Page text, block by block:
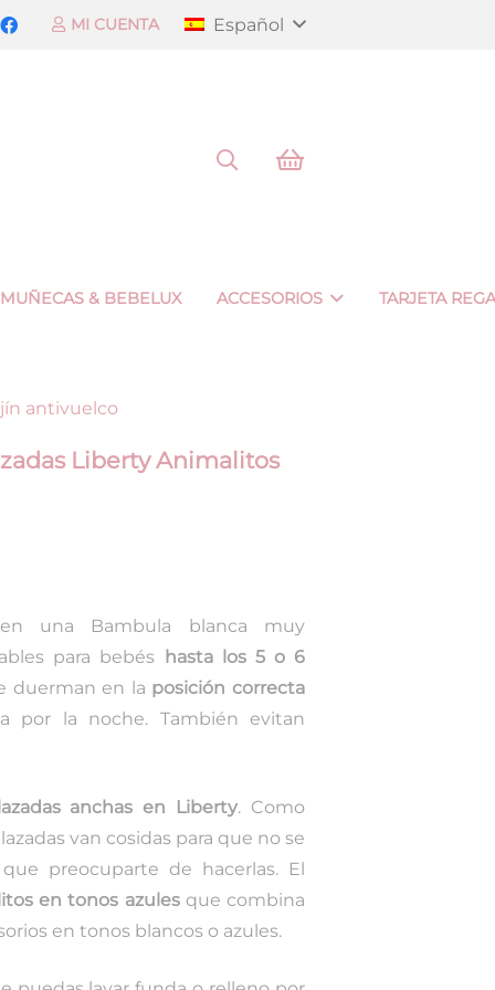
MI CUENTA Español
& BEBELUX ACCESORIOS TARJETA
antivuelco
Liberty Animalitos
una Bambula blanca muy
para bebés hasta los 5 o 6
duerman en la posición correcta
por la noche. También evitan
anchas en Liberty. Como
van cosidas para que no se
preocuparte de hacerlas. El
en tonos azulesque combina
en tonos blancos o azules.